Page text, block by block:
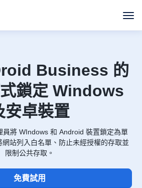
Business 的
鎖定 Windows
安卓裝置
員將 WIndows 和 Android 裝置鎖定為單
站列入白名單、防止未經授權的存取並
限制公共存取。
免費試用